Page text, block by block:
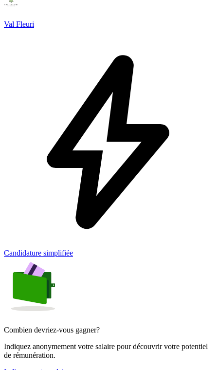
Val Fleuri
Candidature simplifiée
Combien devriez-vous gagner?
Indiquez anonymement votre salaire pour découvrir votre potentiel
de rémunération.